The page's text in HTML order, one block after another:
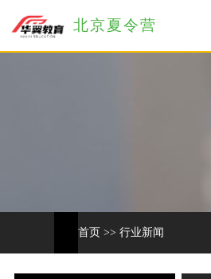
北京夏令营
首页 >> 行业新闻